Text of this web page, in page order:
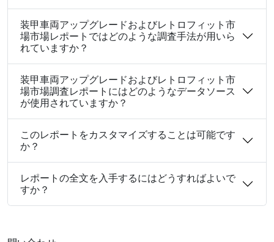
装甲車両アップグレードおよびレトロフィット市
場市場レポートではどのような調査手法が用いら
れていますか？
装甲車両アップグレードおよびレトロフィット市
場市場調査レポートにはどのようなデータソース
が使用されていますか？
このレポートをカスタマイズすることは可能です
か？
レポートの全文を入手するにはどうすればよいで
すか？